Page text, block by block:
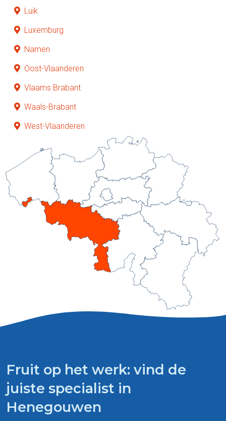
Luik
Luxemburg
Namen
Oost-Vlaanderen
Vlaams Brabant
Waals-Brabant
West-Vlaanderen
Fruit op het werk: vind de
juiste specialist in
Henegouwen